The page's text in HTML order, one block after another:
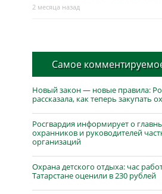
2 месяца назад
Самое
Новый закон — новые правила:
рассказала, как теперь закупать
Росгвардия информирует о
охранников и руководителей
организаций
Охрана детского отдыха: час
Татарстане оценили в 230 рублей